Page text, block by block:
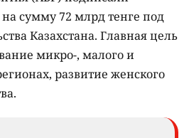
сумму 72 млрд тенге под
Казахстана. Главная цель
микро-, малого и
развитие женского